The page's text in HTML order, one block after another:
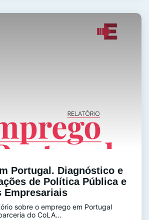
Portugal. Diagnóstico e
de Política Pública e
Empresariais
sobre o emprego em Portugal
do CoLA...